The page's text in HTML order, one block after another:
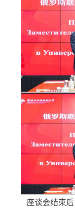
座谈会结束